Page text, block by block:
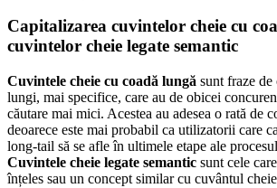
Capitalizarea cuvintelor cheie cu
cuvintelor cheie legate semantic
Cuvintele cheie cu coadă lungă sunt fraze
lungi, mai specifice, care au de obicei
căutare mai mici. Acestea au adesea o rată de
deoarece este mai probabil ca utilizatorii care
long-tail să se afle în ultimele etape ale
Cuvintele cheie legate semantic sunt cele
înțeles sau un concept similar cu cuvântul